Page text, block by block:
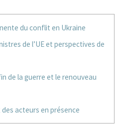
du conflit en Ukraine
de l’UE et perspectives de
de la guerre et le renouveau
acteurs en présence